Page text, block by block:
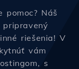
pomoc? Náš
riešenia! V
vám
s